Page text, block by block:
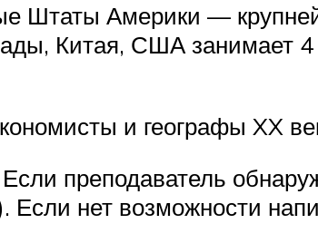
Штаты Америки —
Китая, США занимает
и географы XX
преподаватель
Если нет возможности